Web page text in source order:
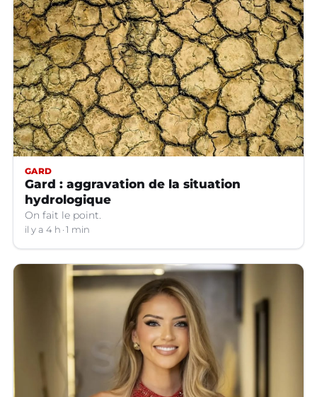
GARD
Gard : aggravation de la situation
hydrologique
On fait le point.
il y a 4 h 1 min